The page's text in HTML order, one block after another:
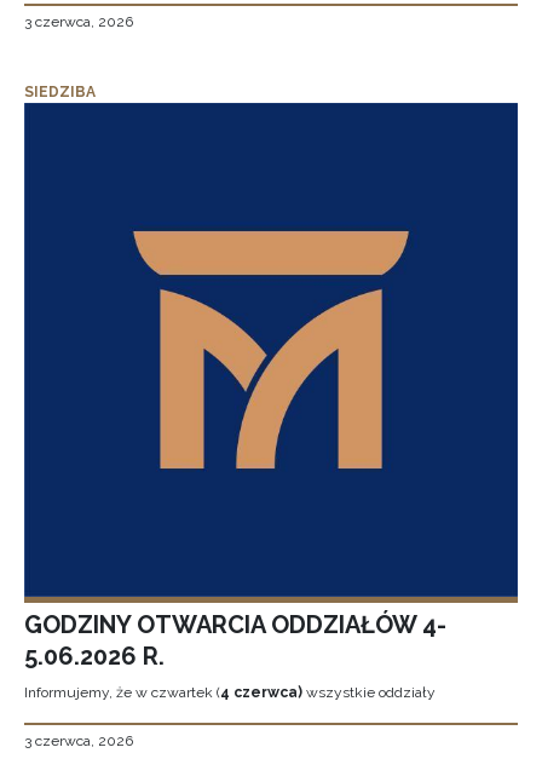
3 czerwca, 2026
SIEDZIBA
GODZINY OTWARCIA ODDZIAŁÓW 4-
5.06.2026 R.
Informujemy, że w czwartek (4 czerwca) wszystkie oddziały
3 czerwca, 2026